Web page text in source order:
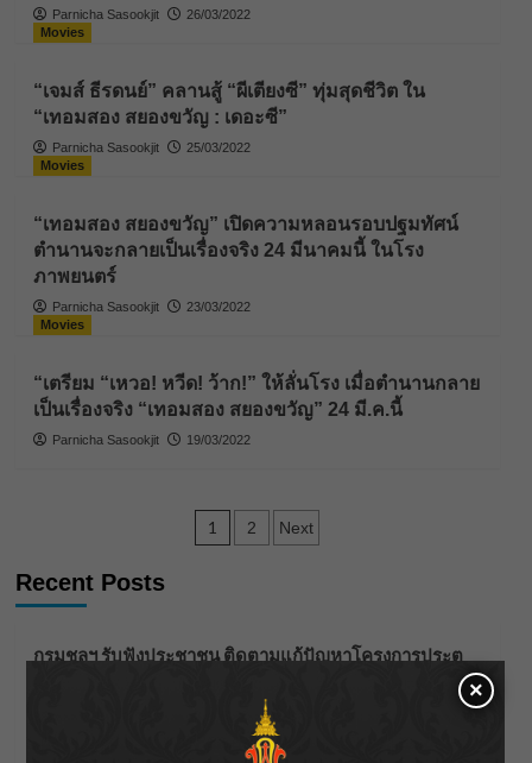
Parnicha Sasookjit
26/03/2022
Movies
“เจมส์ ธีรดนย์” คลานสู้ “ผีเตียงซี” ทุ่มสุดชีวิต ใน
“เทอมสอง สยองขวัญ : เดอะซี”
Parnicha Sasookjit
25/03/2022
Movies
“เทอมสอง สยองขวัญ” เปิดความหลอนรอบปฐมทัศน์
ตำนานจะกลายเป็นเรื่องจริง 24 มีนาคมนี้ ในโรง
ภาพยนตร์
Parnicha Sasookjit
23/03/2022
Movies
“เตรียม “เหวอ! หวีด! ว้าก!” ให้ลั่นโรง เมื่อตำนานกลาย
เป็นเรื่องจริง “เทอมสอง สยองขวัญ” 24 มี.ค.นี้
Parnicha Sasookjit 19/03/2022
Posts
1 2 Next
Recent Posts
กรมชลฯ รับฟังประชาชน ติดตามแก้ปัญหาโครงการประตู
‘แมน การิน’ แชร์ความเชื่อชวนคิด! “อยากกินอะไรหลังจาก
ลาโลกนี้ ให้ใส่บาตรสิ่งนั้นไว้ตอนยังมีชีวิต”
×